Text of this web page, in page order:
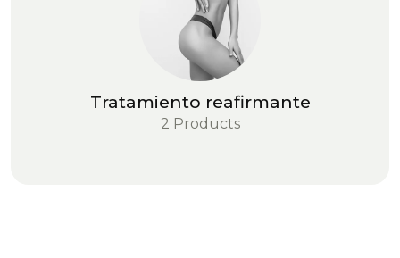
Tratamiento reafirmante
2 Products